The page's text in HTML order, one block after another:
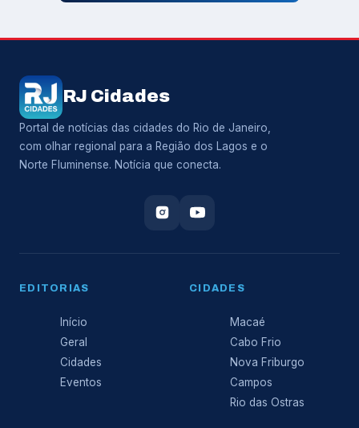
RJ Cidades
Portal de notícias das cidades do Rio de Janeiro,
com olhar regional para a Região dos Lagos e o
Norte Fluminense. Notícia que conecta.
EDITORIAS
Início
Geral
Cidades
Eventos
CIDADES
Macaé
Cabo Frio
Nova Friburgo
Campos
Rio das Ostras